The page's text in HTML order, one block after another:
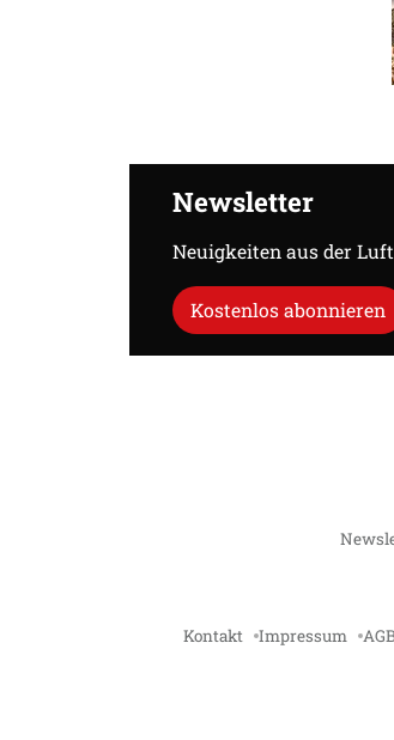
Newsletter
Neuigkeiten aus der
Kostenlos abonnieren
Kontakt Impressum